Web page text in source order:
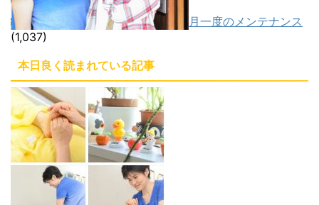
月一度のメンテナンス
(1,037)
本日良く読まれている記事